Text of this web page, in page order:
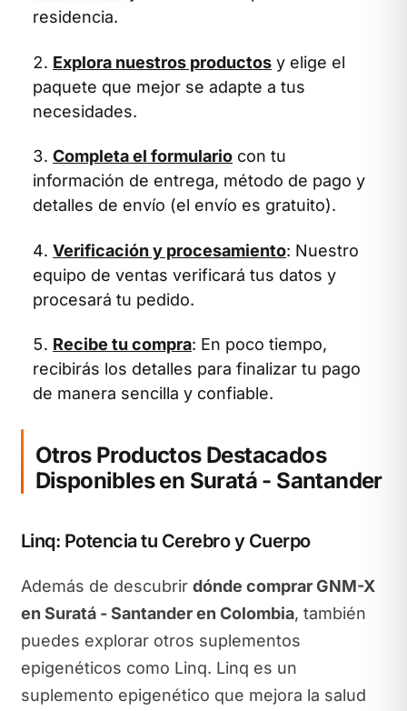
residencia.
Explora nuestros productos y elige el
paquete que mejor se adapte a tus
necesidades.
Completa el formulario con tu
información de entrega, método de pago y
detalles de envío (el envío es gratuito).
Verificación y procesamiento: Nuestro
equipo de ventas verificará tus datos y
procesará tu pedido.
Recibe tu compra: En poco tiempo,
recibirás los detalles para finalizar tu pago
de manera sencilla y confiable.
Otros Productos Destacados
Disponibles en Suratá - Santander
Linq: Potencia tu Cerebro y Cuerpo
Además de descubrir dónde comprar GNM-X
en Suratá - Santander en Colombia, también
puedes explorar otros suplementos
epigenéticos como Linq. Linq es un
suplemento epigenético que mejora la salud